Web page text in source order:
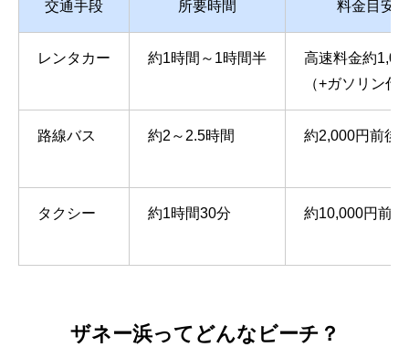
交通手段 所要時間 料金目安
レンタカー 約1時間～1時間半
高速料金約
（+ガソリン代
路線バス 約2～2.5時間 約2,000円前後
タクシー 約1時間30分 約10,000円前後
ザネー浜ってどんなビーチ？